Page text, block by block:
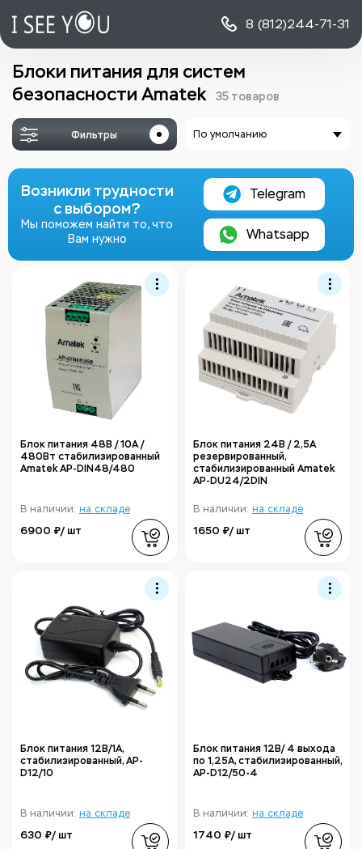
8 (812)244-71-31
Блоки питания для систем
безопасности Amatek
35 товаров
Фильтры По умолчанию
Возникли трудности
с выбором?
Мы поможем найти то, что
Вам нужно
Telegram
Whatsapp
Блок питания 48В / 10А /
480Вт стабилизированный
Amatek AP-DIN48/480
В наличии: на складе
6900 ₽/ шт
Блок питания 24В / 2,5А
резервированный,
стабилизированный Amatek
AP-DU24/2DIN
В наличии: на складе
1650 ₽/ шт
Блок питания 12В/1А,
стабилизированный, AP-
D12/10
В наличии: на складе
630 ₽/ шт
Блок питания 12В/ 4 выхода
по 1,25А, стабилизированный,
AP-D12/50-4
В наличии: на складе
1740 ₽/ шт